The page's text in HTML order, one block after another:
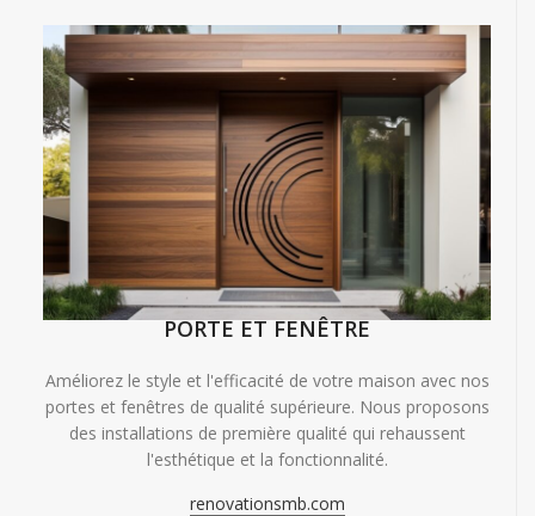
PORTE ET FENÊTRE
Améliorez le style et l'efficacité de votre maison avec nos
portes et fenêtres de qualité supérieure. Nous proposons
des installations de première qualité qui rehaussent
l'esthétique et la fonctionnalité.
renovationsmb.com